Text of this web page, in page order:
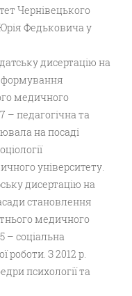
Чернівецького
Федьковича у
дисертацію на
формування
медичного
– педагогічна та
на посаді
університету.
дисертацію на
становлення
медичного
– соціальна
роботи. З 2012 р.
психології та